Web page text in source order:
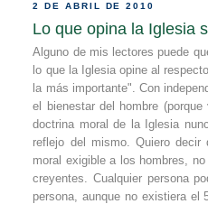
2 DE ABRIL DE 2010
Lo que opina la Iglesia
Alguno de mis lectores puede
lo que la Iglesia opine al
la más importante". Con
el bienestar del hombre
doctrina moral de la Iglesia
reflejo del mismo. Quiero decir
moral exigible a los hombres,
creyentes. Cualquier persona
persona, aunque no existiera el